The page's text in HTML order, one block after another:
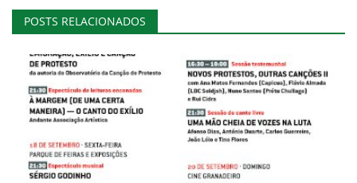
POSTS RELACIONADOS